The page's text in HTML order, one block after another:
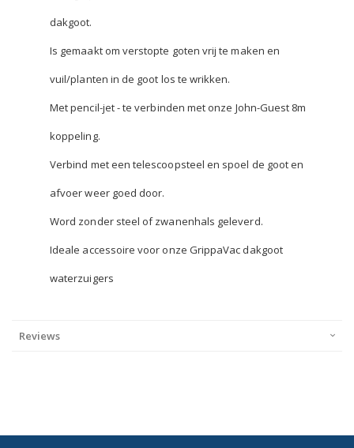
dakgoot.
Is gemaakt om verstopte goten vrij te maken en
vuil/planten in de goot los te wrikken.
Met pencil-jet - te verbinden met onze John-Guest 8m
koppeling.
Verbind met een telescoopsteel en spoel de goot en
afvoer weer goed door.
Word zonder steel of zwanenhals geleverd.
Ideale accessoire voor onze GrippaVac dakgoot
waterzuigers
Reviews